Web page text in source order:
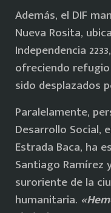
Además, el DIF
Nueva Rosita,
Independencia
ofreciendo
sido desplazados
Paralelamente,
Desarrollo Social,
Estrada Baca, ha
Santiago Ramírez
suroriente de la
humanitaria.